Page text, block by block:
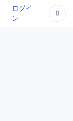
ログイ
ン